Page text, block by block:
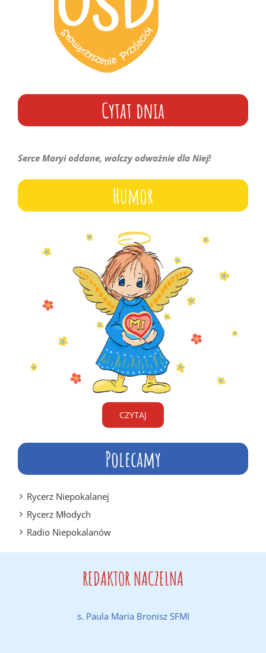
Cytat dnia
Serce Maryi oddane, walczy odważnie dla Niej!
Humor
CZYTAJ
Polecamy
Rycerz Niepokalanej
Rycerz Młodych
Radio Niepokalanów
REDAKTOR NACZELNA
s. Paula Maria Bronisz SFMI